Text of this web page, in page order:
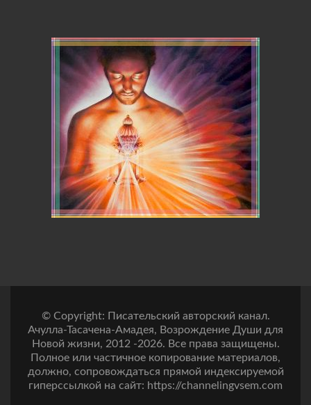
© Copyright: Писательский авторский канал.
Ачулла-Тасачена-Амадея, Возрождение Души для
Новой жизни, 2012 -2026. Все права защищены.
Полное или частичное копирование материалов,
должно, сопровождаться прямой индексируемой
гиперссылкой на сайт: https://channelingvsem.com